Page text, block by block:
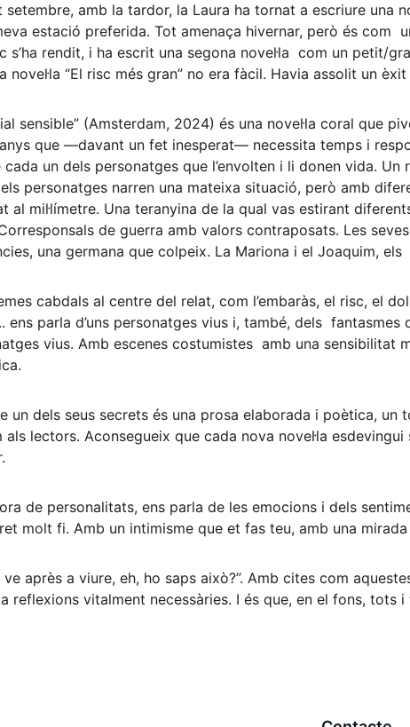
setembre, amb la tardor, la Laura ha tornat a escriure una
estació preferida. Tot amenaça hivernar, però és com
s’ha rendit, i ha escrit una segona novel·la  com un petit/
novel·la “El risc més gran” no era fàcil. Havia assolit un
sensible” (Amsterdam, 2024) és una novel·la coral que
que ―davant un fet inesperat― necessita temps i
cada un dels personatges que l’envolten i li donen vida.
personatges narren una mateixa situació, però amb
al mil·límetre. Una teranyina de la qual vas estirant
de guerra amb valors contraposats. Les
una germana que colpeix. La Mariona i el Joaquim,
cabdals al centre del relat, com l’embaràs, el risc, el
ens parla d’uns personatges vius i, també, dels  fantasmes
vius. Amb escenes costumistes  amb una sensibilitat
un dels seus secrets és una prosa elaborada i poètica, un
als lectors. Aconsegueix que cada nova novel·la
de personalitats, ens parla de les emocions i dels
molt fi. Amb un intimisme que et fas teu, amb una
ve après a viure, eh, ho saps això?”. Amb cites com
reflexions vitalment necessàries. I és que, en el fons, tots i